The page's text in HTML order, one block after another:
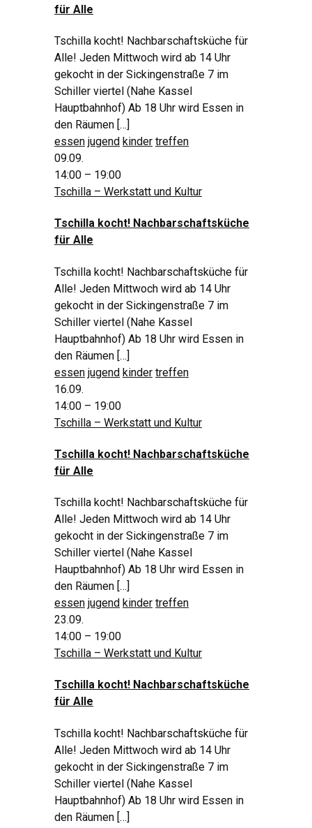
für Alle
Tschilla kocht! Nachbarschaftsküche für
Alle! Jeden Mittwoch wird ab 14 Uhr
gekocht in der Sickingenstraße 7 im
Schiller viertel (Nahe Kassel
Hauptbahnhof) Ab 18 Uhr wird Essen in
den Räumen […]
essen jugend kinder treffen
09.09.
14:00 – 19:00
Tschilla – Werkstatt und Kultur
Tschilla kocht! Nachbarschaftsküche
für Alle
Tschilla kocht! Nachbarschaftsküche für
Alle! Jeden Mittwoch wird ab 14 Uhr
gekocht in der Sickingenstraße 7 im
Schiller viertel (Nahe Kassel
Hauptbahnhof) Ab 18 Uhr wird Essen in
den Räumen […]
essen jugend kinder treffen
16.09.
14:00 – 19:00
Tschilla – Werkstatt und Kultur
Tschilla kocht! Nachbarschaftsküche
für Alle
Tschilla kocht! Nachbarschaftsküche für
Alle! Jeden Mittwoch wird ab 14 Uhr
gekocht in der Sickingenstraße 7 im
Schiller viertel (Nahe Kassel
Hauptbahnhof) Ab 18 Uhr wird Essen in
den Räumen […]
essen jugend kinder treffen
23.09.
14:00 – 19:00
Tschilla – Werkstatt und Kultur
Tschilla kocht! Nachbarschaftsküche
für Alle
Tschilla kocht! Nachbarschaftsküche für
Alle! Jeden Mittwoch wird ab 14 Uhr
gekocht in der Sickingenstraße 7 im
Schiller viertel (Nahe Kassel
Hauptbahnhof) Ab 18 Uhr wird Essen in
den Räumen […]